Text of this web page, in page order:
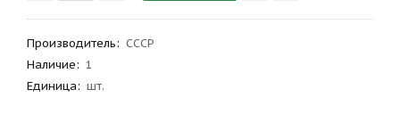
Производитель: СССР
Наличие: 1
Единица: шт.